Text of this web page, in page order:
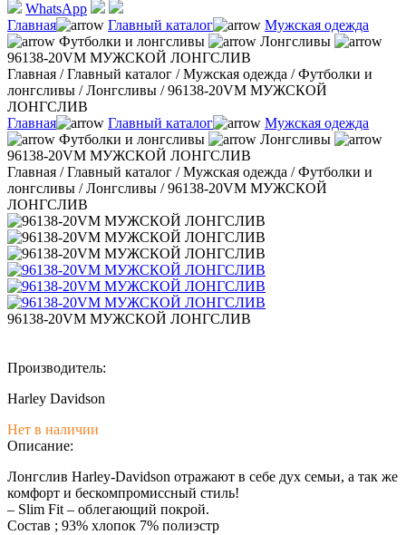
WhatsApp
Главная
Главный каталог
Мужская одежда
Футболки и лонгсливы
Лонгсливы
96138-20VM МУЖСКОЙ ЛОНГСЛИВ
Главная /Главный каталог /Мужская одежда /Футболки и
лонгсливы /Лонгсливы /96138-20VM МУЖСКОЙ
ЛОНГСЛИВ
Главная
Главный каталог
Мужская одежда
Футболки и лонгсливы
Лонгсливы
96138-20VM МУЖСКОЙ ЛОНГСЛИВ
Главная /Главный каталог /Мужская одежда /Футболки и
лонгсливы /Лонгсливы /96138-20VM МУЖСКОЙ
ЛОНГСЛИВ
96138-20VM МУЖСКОЙ ЛОНГСЛИВ
Производитель:
Harley Davidson
Нет в наличии
Описание:
Лонгслив Harley-Davidson отражают в себе дух семьи, а так же
комфорт и бескомпромиссный стиль!
– Slim Fit – облегающий покрой.
Состав ; 93% хлопок 7% полиэстр